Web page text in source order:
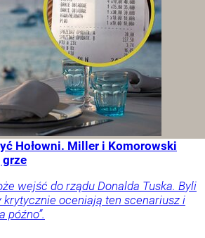
Hołowni. Miller i Komorowski
wejść do rządu Donalda Tuska. Byli
oceniają ten scenariusz i
późno”.